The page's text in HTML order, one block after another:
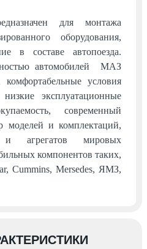
для монтажа
оборудования,
в составе автопоезда.
автомобилей МАЗ
условия
эксплуатационные
современный
моделей и комплектаций,
агрегатов мировых
компонентов таких,
Cummins, Mersedes, ЯМЗ,